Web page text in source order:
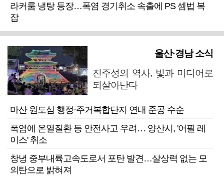
라커룸 냉탕 등장…폭염 경기취소 속출에 PS 셈법 복
잡
울산·경남 소식
진주성의 역사, 빛과 미디어로
되살아난다
마산 원도심 행정·주거복합단지 연내 준공 수순
폭염에 온열질환 등 안전사고 우려… 양산시, '어필 레
이스' 취소
창녕 중부내륙고속도로서 포탄 발견…살상력 없는 모
의탄으로 밝혀져